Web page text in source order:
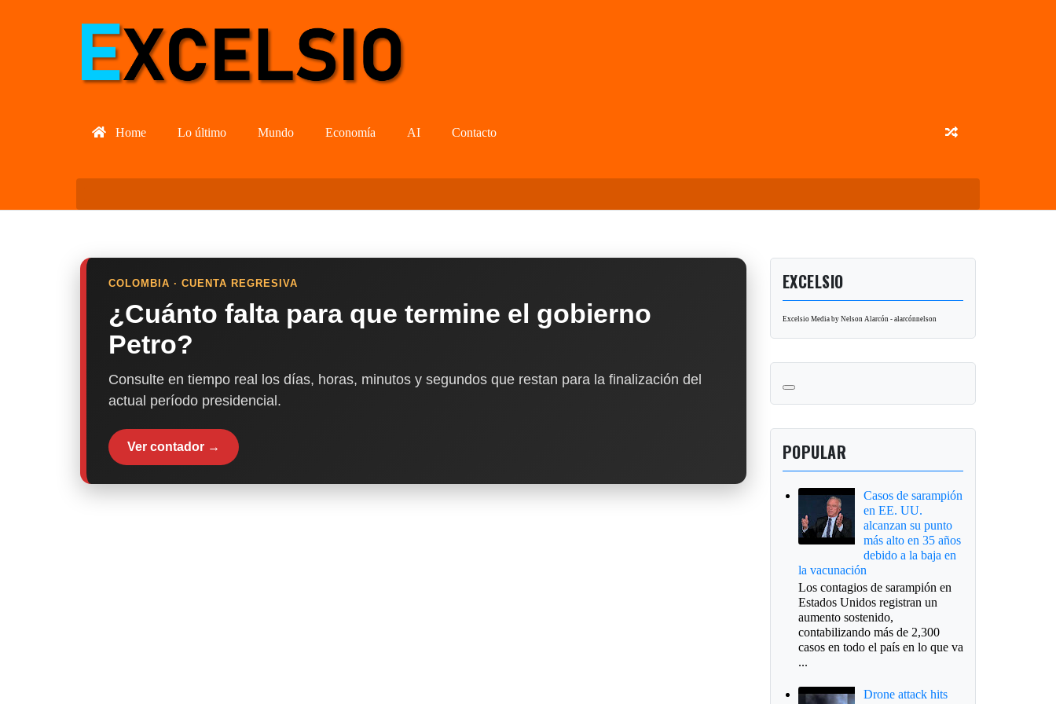
Home Lo último Mundo Economía AI Contacto
COLOMBIA · CUENTA REGRESIVA
¿Cuánto falta para que termine el gobierno
Petro?
Consulte en tiempo real los días, horas, minutos y segundos que restan para la finalización del
actual período presidencial.
Ver contador →
EXCELSIO
Excelsio Media by Nelson Alarcón - alarcónnelson
POPULAR
Casos de sarampión
en EE. UU.
alcanzan su punto
más alto en 35 años
debido a la baja en
la vacunación
Los contagios de sarampión en
Estados Unidos registran un
aumento sostenido,
contabilizando más de 2,300
casos en todo el país en lo que va
...
Drone attack hits